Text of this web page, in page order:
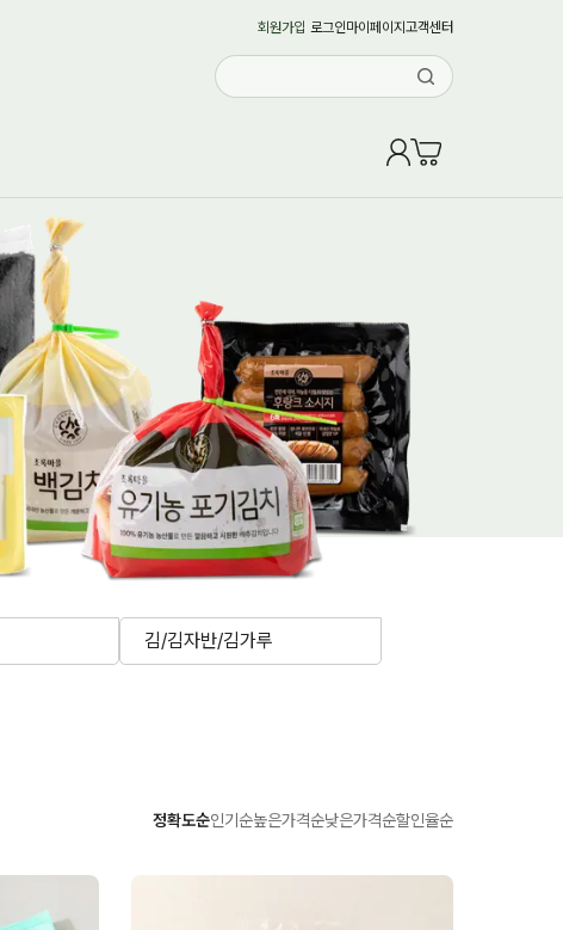
회원가입 로그인마이페이지 고객센터
김/김자반/김가루
정확도순인기순높은가격순낮은가격순할인율순